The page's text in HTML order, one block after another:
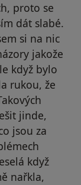
proto se
dát slabé.
si na nic
jakože
když bylo
rukou, že
jinde,
jsou za
když
nařkla,